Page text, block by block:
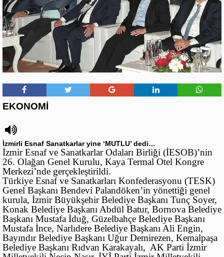
EKONOMİ
İzmirli Esnaf Sanatkarlar yine ‘MUTLU’ dedi…
İzmir Esnaf ve Sanatkarlar Odaları Birliği (İESOB)’nin
26. Olağan Genel Kurulu, Kaya Termal Otel Kongre
Merkezi’nde gerçekleştirildi.
Türkiye Esnaf ve Sanatkarları Konfederasyonu (TESK)
Genel Başkanı Bendevi Palandöken’in yönettiği genel
kurula, İzmir Büyükşehir Belediye Başkanı Tunç Soyer,
Konak Belediye Başkanı Abdül Batur, Bornova Belediye
Başkanı Mustafa İduğ, Güzelbahçe Belediye Başkanı
Mustafa İnce, Narlıdere Belediye Başkanı Ali Engin,
Bayındır Belediye Başkanı Uğur Demirezen, Kemalpaşa
Belediye Başkanı Rıdvan Karakayalı, AK Parti İzmir